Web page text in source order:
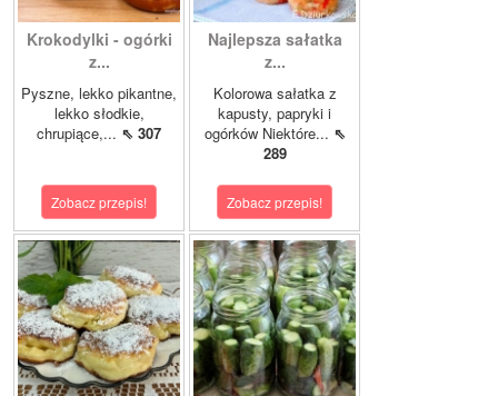
Krokodylki - ogórki
z...
Pyszne, lekko pikantne,
lekko słodkie,
chrupiące,... ⇖ 307
Zobacz przepis!
Najlepsza sałatka
z...
Kolorowa sałatka z
kapusty, papryki i
ogórków Niektóre... ⇖
289
Zobacz przepis!